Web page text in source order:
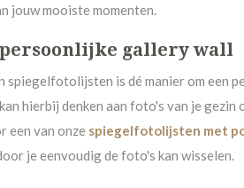
jouw mooiste momenten.
gallery wall
spiegelfotolijsten is dé manier om een
hierbij denken aan foto's van je
een van onze spiegelfotolijsten met
je eenvoudig de foto's kan wisselen.